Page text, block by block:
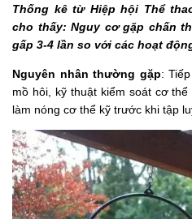
Thống kê từ Hiệp hội Thể
cho thấy: Nguy cơ gặp chấn
gấp 3-4 lần so với các hoạt
Nguyên nhân thường gặp:
mồ hôi, kỹ thuật kiểm soát cơ
làm nóng cơ thể kỹ trước khi tập